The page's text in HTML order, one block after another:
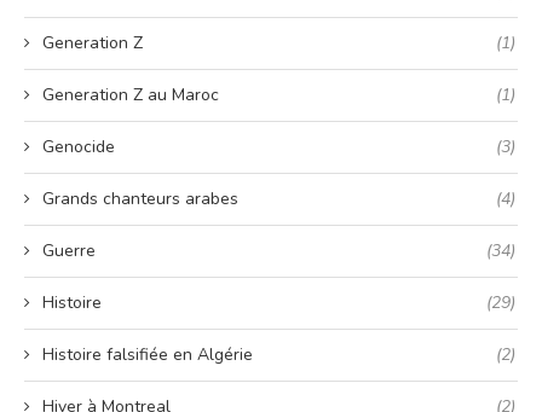
Generation Z (1)
Generation Z au Maroc (1)
Genocide (3)
Grands chanteurs arabes (4)
Guerre (34)
Histoire (29)
Histoire falsifiée en Algérie (2)
Hiver à Montreal (2)